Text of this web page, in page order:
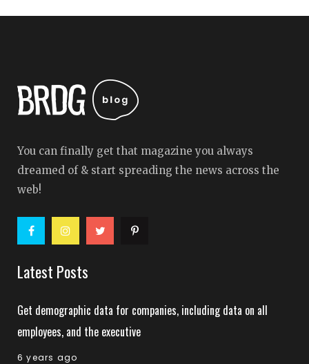
You can finally get that magazine you always
dreamed of & start spreading the news across the
web!
Latest Posts
Get demographic data for companies, including data on all
employees, and the executive
6 years ago